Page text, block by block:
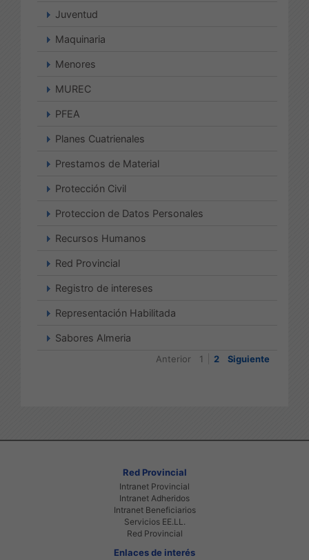
Juventud
Maquinaria
Menores
MUREC
PFEA
Planes Cuatrienales
Prestamos de Material
Protección Civil
Proteccion de Datos Personales
Recursos Humanos
Red Provincial
Registro de intereses
Representación Habilitada
Sabores Almeria
Anterior 1 2 Siguiente
Red Provincial
Intranet Provincial
Intranet Adheridos
Intranet Beneficiarios
Servicios EE.LL.
Red Provincial
Enlaces de interés